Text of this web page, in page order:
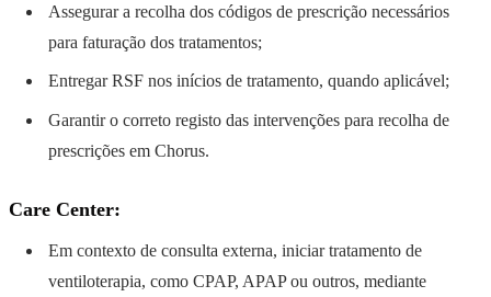
Assegurar a recolha dos códigos de prescrição necessários
para faturação dos tratamentos;
Entregar RSF nos inícios de tratamento, quando aplicável;
Garantir o correto registo das intervenções para recolha de
prescrições em Chorus.
Care Center:
Em contexto de consulta externa, iniciar tratamento de
ventiloterapia, como CPAP, APAP ou outros, mediante